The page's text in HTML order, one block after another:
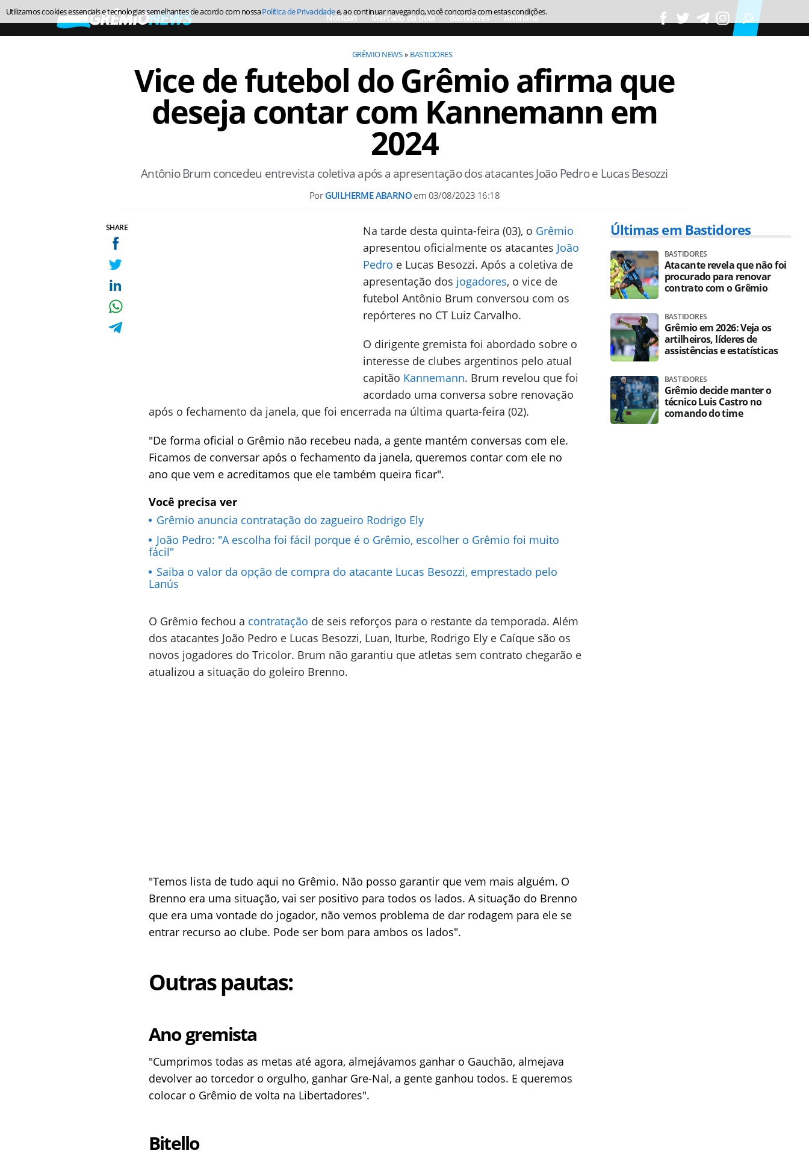
Notícias Mercado da bola Bastidores Artilharia
GRÊMIO NEWS BASTIDORES
Vice de futebol do Grêmio afirma que
deseja contar com Kannemann em
2024
Antônio Brum concedeu entrevista coletiva após a apresentação dos atacantes João Pedro e Lucas Besozzi
Por GUILHERME ABARNOem 03/08/2023 16:18
SHARE Na tarde desta quinta-feira (03), o Grêmio
apresentou oficialmente os atacantes João
Pedro e Lucas Besozzi. Após a coletiva de
apresentação dos jogadores, o vice de
futebol Antônio Brum conversou com os
repórteres no CT Luiz Carvalho.
O dirigente gremista foi abordado sobre o
interesse de clubes argentinos pelo atual
capitão Kannemann. Brum revelou que foi
acordado uma conversa sobre renovação
após o fechamento da janela, que foi encerrada na última quarta-feira (02).
"De forma oficial o Grêmio não recebeu nada, a gente mantém conversas com ele.
Ficamos de conversar após o fechamento da janela, queremos contar com ele no
ano que vem e acreditamos que ele também queira ficar".
Você precisa ver
Grêmio anuncia contratação do zagueiro Rodrigo Ely
João Pedro: "A escolha foi fácil porque é o Grêmio, escolher o Grêmio foi muito
fácil"
Saiba o valor da opção de compra do atacante Lucas Besozzi, emprestado pelo
Lanús
O Grêmio fechou a contratação de seis reforços para o restante da temporada. Além
dos atacantes João Pedro e Lucas Besozzi, Luan, Iturbe, Rodrigo Ely e Caíque são os
novos jogadores do Tricolor. Brum não garantiu que atletas sem contrato chegarão e
atualizou a situação do goleiro Brenno.
"Temos lista de tudo aqui no Grêmio. Não posso garantir que vem mais alguém. O
Brenno era uma situação, vai ser positivo para todos os lados. A situação do Brenno
que era uma vontade do jogador, não vemos problema de dar rodagem para ele se
entrar recurso ao clube. Pode ser bom para ambos os lados".
Outras pautas:
Ano gremista
"Cumprimos todas as metas até agora, almejávamos ganhar o Gauchão, almejava
devolver ao torcedor o orgulho, ganhar Gre-Nal, a gente ganhou todos. E queremos
colocar o Grêmio de volta na Libertadores".
Bitello
Últimas em Bastidores
BASTIDORES
Atacante revela que não foi
procurado para renovar
contrato com o Grêmio
BASTIDORES
Grêmio em 2026: Veja os
artilheiros, líderes de
assistências e estatísticas
BASTIDORES
Grêmio decide manter o
técnico Luis Castro no
comando do time
Utilizamos cookies essenciais e tecnologias semelhantes de acordo com nossaPolítica de Privacidadee, ao continuar navegando, você concorda com estas condições.